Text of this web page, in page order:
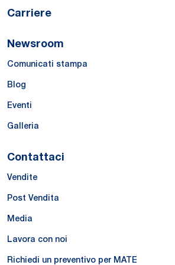
Carriere
Newsroom
Comunicati stampa
Blog
Eventi
Galleria
Contattaci
Vendite
Post Vendita
Media
Lavora con noi
Richiedi un preventivo per MATE